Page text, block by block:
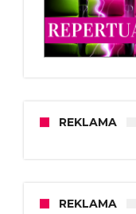
REKLAMA
REKLAMA